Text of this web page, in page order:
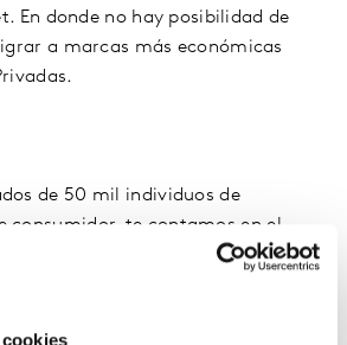
En donde no hay posibilidad de
a marcas más económicas
de 50 mil individuos de
consumidor, te contamos en el
de cada grupo de